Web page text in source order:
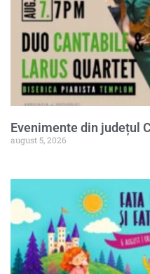
Evenimente din județul
august 5, 2026